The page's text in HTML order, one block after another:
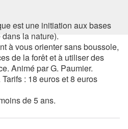
est une initiation aux bases
dans la nature).
à vous orienter sans boussole,
de la forêt et à utiliser des
Animé par G. Paumier.
: 18 euros et 8 euros
de 5 ans.